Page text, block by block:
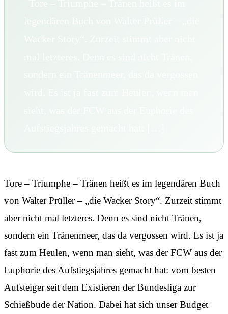
Tore – Triumphe – Tränen heißt es im legendären Buch
von Walter Prüller – „die Wacker Story“. Zurzeit stimmt
aber nicht mal letzteres. Denn es sind nicht Tränen,
sondern ein Tränenmeer, das da vergossen wird. Es ist ja
fast zum Heulen, wenn man sieht, was der FCW aus der
Euphorie des Aufstiegsjahres gemacht hat: vom besten
Aufsteiger seit dem Existieren der Bundesliga zur
Schießbude der Nation. Dabei hat sich unser Budget